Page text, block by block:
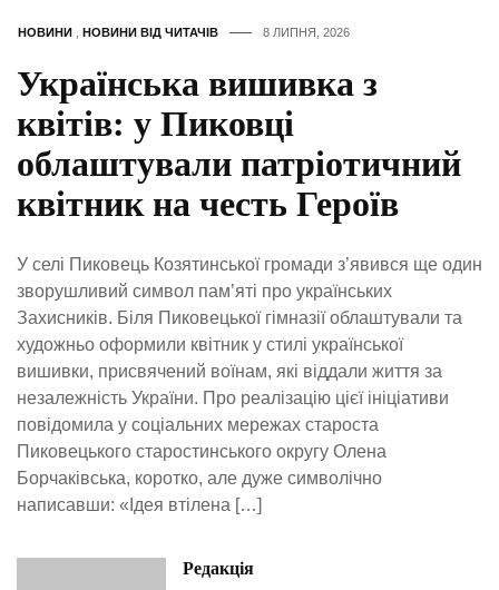
НОВИНИ НОВИНИ ВІД ЧИТАЧІВ 8 ЛИПНЯ, 2026
Українська вишивка з
квітів: у Пиковці
облаштували патріотичний
квітник на честь Героїв
У селі Пиковець Козятинської громади з’явився ще один
зворушливий символ пам’яті про українських
Захисників. Біля Пиковецької гімназії облаштували та
художньо оформили квітник у стилі української
вишивки, присвячений воїнам, які віддали життя за
незалежність України. Про реалізацію цієї ініціативи
повідомила у соціальних мережах староста
Пиковецького старостинського округу Олена
Борчаківська, коротко, але дуже символічно
написавши: «Ідея втілена […]
Редакція